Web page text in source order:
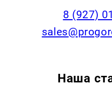
8 (927)
Наша